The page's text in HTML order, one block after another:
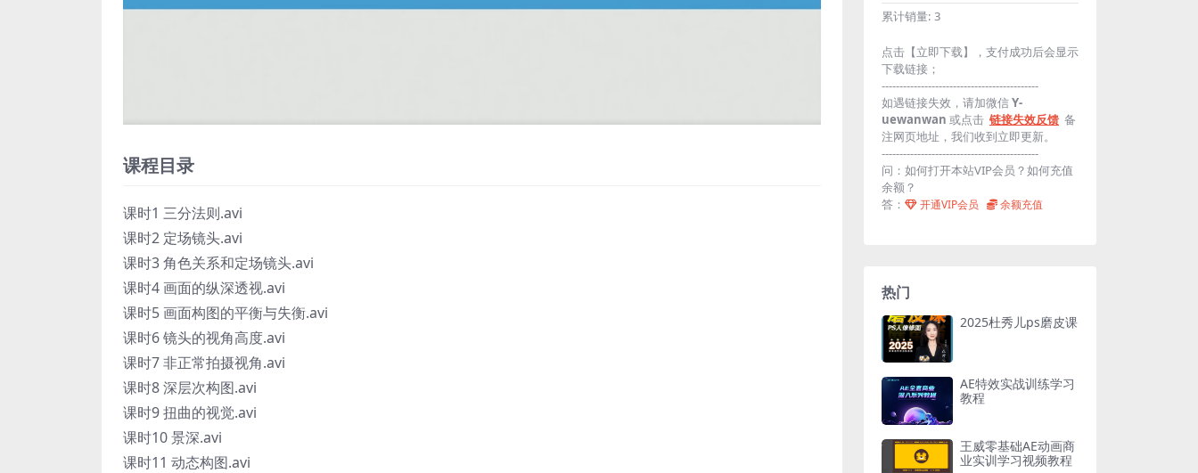
课程目录
课时1 三分法则.avi
课时2 定场镜头.avi
课时3 角色关系和定场镜头.avi
课时4 画面的纵深透视.avi
课时5 画面构图的平衡与失衡.avi
课时6 镜头的视角高度.avi
课时7 非正常拍摄视角.avi
课时8 深层次构图.avi
课时9 扭曲的视觉.avi
课时10 景深.avi
课时11 动态构图.avi
累计销量: 3
点击【立即下载】，支付成功后会显示
下载链接；
--------------------------------------------
如遇链接失效，请加微信Y-
uewanwan 或点击 链接失效反馈 备
注网页地址，我们收到立即更新。
--------------------------------------------
问：如何打开本站VIP会员？如何充值
余额？
答：
开通VIP会员 余额充值
热门
2025杜秀儿ps磨皮课
AE特效实战训练学习
教程
王威零基础AE动画商
业实训学习视频教程